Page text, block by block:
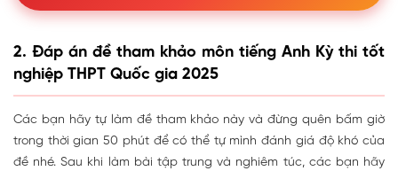
2. Đáp án đề tham khảo môn tiếng Anh Kỳ thi tốt
nghiệp THPT Quốc gia 2025
Các bạn hãy tự làm đề tham khảo này và đừng quên bấm giờ
trong thời gian 50 phút để có thể tự mình đánh giá độ khó của
đề nhé. Sau khi làm bài tập trung và nghiêm túc, các bạn hãy